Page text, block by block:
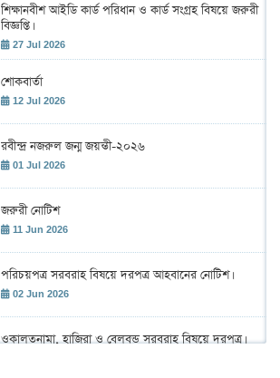
শিক্ষানবীশ আইডি কার্ড পরিধান ও কার্ড সংগ্রহ বিষয়ে জরুরী
বিজ্ঞপ্তি।
27 Jul 2026
শোকবার্তা
12 Jul 2026
রবীন্দ্র নজরুল জন্ম জয়ন্তী-২০২৬
01 Jul 2026
জরুরী নোটিশ
11 Jun 2026
পরিচয়পত্র সরবরাহ বিষয়ে দরপত্র আহবানের নোটিশ।
02 Jun 2026
ওকালতনামা, হাজিরা ও বেলবন্ড সরবরাহ বিষয়ে দরপত্র।